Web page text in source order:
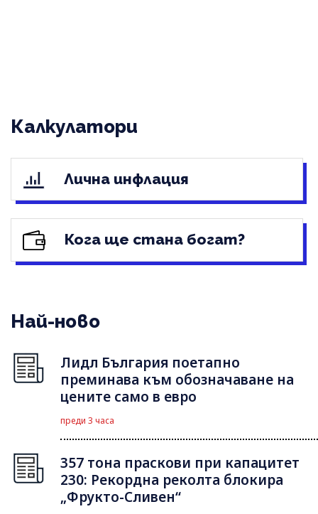
Калкулатори
Лична инфлация
Кога ще стана богат?
Най-ново
Лидл България поетапно
преминава към обозначаване на
цените само в евро
преди 3 часа
357 тона праскови при капацитет
230: Рекордна реколта блокира
„Фрукто-Сливен“